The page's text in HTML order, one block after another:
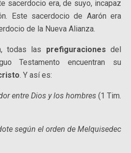
era, de suyo, incapaz
Este sacerdocio de Aarón era
de la Nueva Alianza.
las prefiguraciones del
Testamento encuentran su
. Y así es:
entre Dios y los hombres (1 Tim.
según el orden de Melquisedec